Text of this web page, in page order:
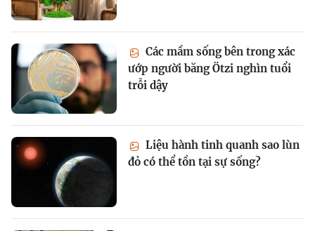
Các mầm sống bên trong xác
ướp người băng Ötzi nghìn tuổi
trỗi dậy
Liệu hành tinh quanh sao lùn
đỏ có thể tồn tại sự sống?